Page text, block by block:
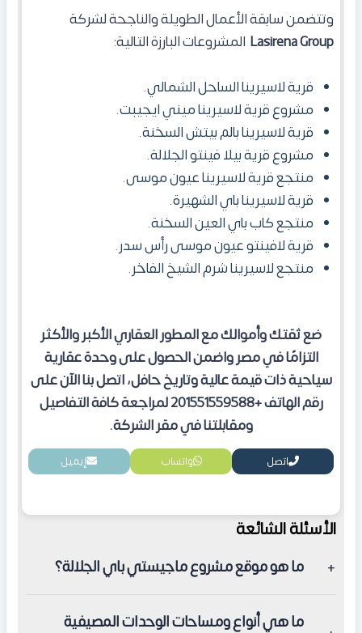
وتتضمن سابقة الأعمال الطويلة والناجحة لشركة
Lasirena Groupالمشروعات البارزة التالية:
قرية لاسيرينا الساحل الشمالي.
مشروع قرية لاسيرينا ميني ايجيبت.
قرية لاسيرينا بالم بيتش السخنة.
مشروع قرية بيلا فينتو الجلالة.
منتجع قرية لاسيرينا عيون موسى.
قرية لاسيرينا باي الشهيرة.
منتجع كاب باي العين السخنة.
قرية لافينتو عيون موسى رأس سدر.
منتجع لاسيرينا شرم الشيخ الفاخر.
ضع ثقتك وأموالك مع المطور العقاري الأكبر والأكثر
التزامًا في مصر واضمن الحصول على وحدة عقارية
سياحية ذات قيمة عالية وتاريخ حافل، اتصل بنا الآن على
رقم الهاتف +201551559588 لمراجعة كافة التفاصيل
ومقابلتنا في مقر الشركة.
اتصل واتساب إيميل
الأسئلة الشائعة
ما هو موقع مشروع ماجيستي باي الجلالة؟
يقع مشروع ماجيستي باي الجلالة في موقع استراتيجي على
ما هي أنواع ومساحات الوحدات المصيفية